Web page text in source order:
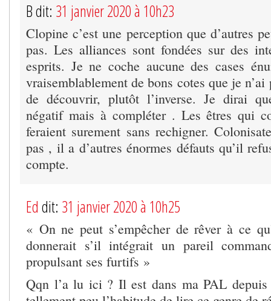
B dit: 31 janvier 2020 à 10h23
Clopine c’est une perception que d’autres
pas. Les alliances sont fondées sur des
esprits. Je ne coche aucune des cases
vraisemblablement de bons cotes que je n’ai
de découvrir, plutôt l’inverse. Je dirai
négatif mais à compléter . Les êtres qui
feraient surement sans rechigner.
pas , il a d’autres énormes défauts qu’il
compte.
Ed dit: 31 janvier 2020 à 10h25
« On ne peut s’empêcher de rêver à ce
donnerait s’il intégrait un pareil
propulsant ses furtifs »
Qqn l’a lu ici ? Il est dans ma PAL